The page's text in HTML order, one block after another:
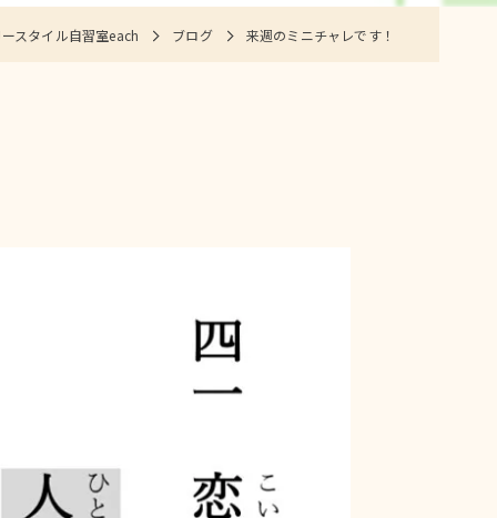
スタイル自習室each ブログ 来週のミニチャレです！